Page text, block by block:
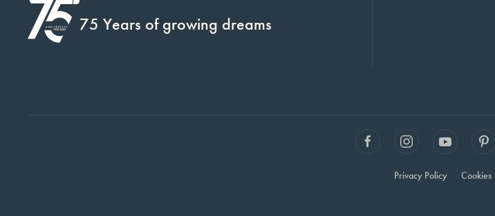
75 Years of growing dreams
Privacy Policy Cookies